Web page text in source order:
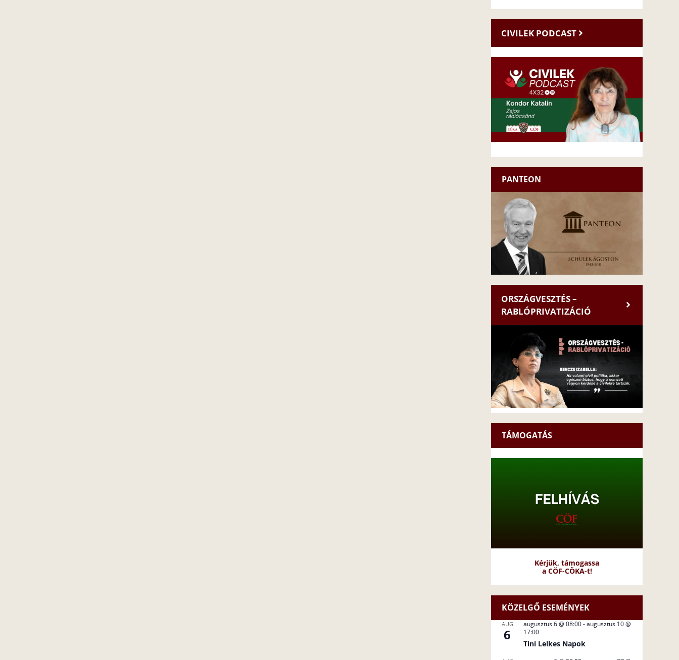
CIVILEK PODCAST
PANTEON
ORSZÁGVESZTÉS –
RABLÓPRIVATIZÁCIÓ
TÁMOGATÁS
Kérjük, támogassa
a CÖF-CÖKA-t!
KÖZELGŐ ESEMÉNYEK
AUG
6
augusztus 6 @ 08:00-augusztus 10 @
17:00
Tini Lelkes Napok